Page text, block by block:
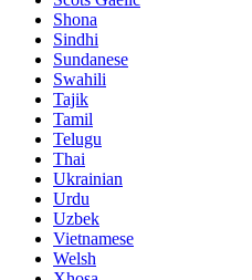
Shona
Sindhi
Sundanese
Swahili
Tajik
Tamil
Telugu
Thai
Ukrainian
Urdu
Uzbek
Vietnamese
Welsh